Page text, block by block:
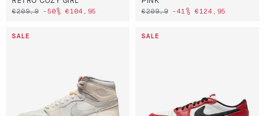
€209,9 -50% €104,95 €209,9 -41% €124,95